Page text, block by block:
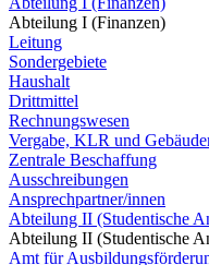
Abteilung I (Finanzen)
Leitung
Sondergebiete
Haushalt
Drittmittel
Rechnungswesen
Vergabe, KLR und
Zentrale Beschaffung
Ausschreibungen
Ansprechpartner/innen
Abteilung II (Studentische
Abteilung II (Studentische
Amt für